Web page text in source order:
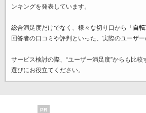
ンキングを発表しています。
総合満足度だけでなく、様々な切り口から「 自
回答者の口コミや評判といった、実際のユーザー
サービス検討の際、“ユーザー満足度”からも比較
選びにお役立てください。
PR